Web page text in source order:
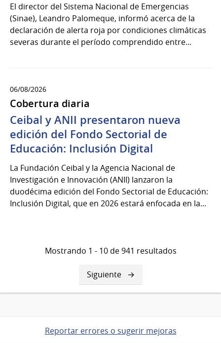
El director del Sistema Nacional de Emergencias
(Sinae), Leandro Palomeque, informó acerca de la
declaración de alerta roja por condiciones climáticas
severas durante el período comprendido entre...
06/08/2026
Cobertura diaria
Ceibal y ANII presentaron nueva
edición del Fondo Sectorial de
Educación: Inclusión Digital
La Fundación Ceibal y la Agencia Nacional de
Investigación e Innovación (ANII) lanzaron la
duodécima edición del Fondo Sectorial de Educación:
Inclusión Digital, que en 2026 estará enfocada en la...
Mostrando 1 - 10 de 941 resultados
Siguiente
página
Siguiente
Reportar errores o sugerir mejoras